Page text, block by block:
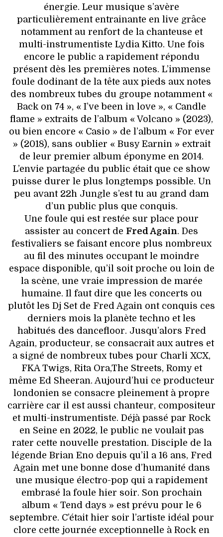
énergie. Leur musique s’avère
particulièrement entrainante en live grâce
notamment au renfort de la chanteuse et
multi-instrumentiste Lydia Kitto. Une fois
encore le public a rapidement répondu
présent dès les premières notes. L’immense
foule dodinant de la tête aux pieds aux notes
des nombreux tubes du groupe notamment «
Back on 74 », « I’ve been in love », « Candle
flame » extraits de l’album « Volcano » (2023),
ou bien encore « Casio » de l’album « For ever
» (2018), sans oublier « Busy Earnin » extrait
de leur premier album éponyme en 2014.
L’envie partagée du public était que ce show
puisse durer le plus longtemps possible. Un
peu avant 22h Jungle s’est tu au grand dam
d’un public plus que conquis.
Une foule qui est restée sur place pour
assister au concert de Fred Again. Des
festivaliers se faisant encore plus nombreux
au fil des minutes occupant le moindre
espace disponible, qu’il soit proche ou loin de
la scène, une vraie impression de marée
humaine. Il faut dire que les concerts ou
plutôt les Dj Set de Fred Again ont conquis ces
derniers mois la planète techno et les
habitués des dancefloor. Jusqu’alors Fred
Again, producteur, se consacrait aux autres et
a signé de nombreux tubes pour Charli XCX,
FKA Twigs, Rita Ora,The Streets, Romy et
même Ed Sheeran. Aujourd’hui ce producteur
londonien se consacre pleinement à propre
carrière car il est aussi chanteur, compositeur
et multi-instrumentiste. Déjà passé par Rock
en Seine en 2022, le public ne voulait pas
rater cette nouvelle prestation. Disciple de la
légende Brian Eno depuis qu’il a 16 ans, Fred
Again met une bonne dose d’humanité dans
une musique électro-pop qui a rapidement
embrasé la foule hier soir. Son prochain
album « Tend days » est prévu pour le 6
septembre. C’était hier soir l’artiste idéal pour
clore cette journée exceptionnelle à Rock en